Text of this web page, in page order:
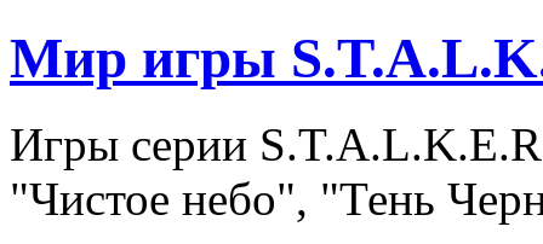
Мир игры
Игры серии
"Чистое небо", "Тень